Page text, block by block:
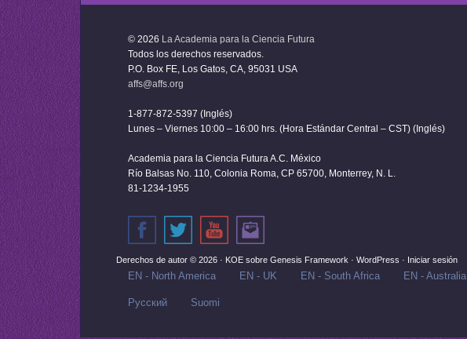
© 2026 La Academia para la Ciencia Futura
Todos los derechos reservados.
P.O. Box FE, Los Gatos, CA, 95031 USA
affs@affs.org
1-877-872-5397 (Inglés)
Lunes – Viernes 10:00 – 16:00 hrs. (Hora Estándar Central – CST) (Inglés)
Academia para la Ciencia Futura A.C. México
Río Balsas No. 110, Colonia Roma, CP 65700, Monterrey, N. L.
81-1234-1955
Derechos de autor © 2026 · KOE sobre Genesis Framework · WordPress · Iniciar sesión
EN - North America EN - UK EN - South Africa EN - Australia
Русский‬ Suomi